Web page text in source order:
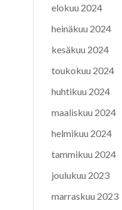
elokuu 2024
heinäkuu 2024
kesäkuu 2024
toukokuu 2024
huhtikuu 2024
maaliskuu 2024
helmikuu 2024
tammikuu 2024
joulukuu 2023
marraskuu 2023